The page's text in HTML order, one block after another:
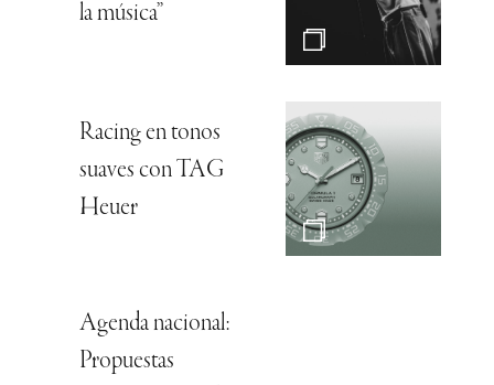
la música”
Racing en tonos
suaves con TAG
Heuer
Agenda nacional:
Propuestas